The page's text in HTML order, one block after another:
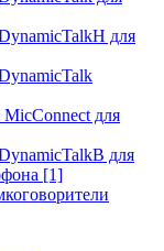
для
MicConnect для
для
[1]